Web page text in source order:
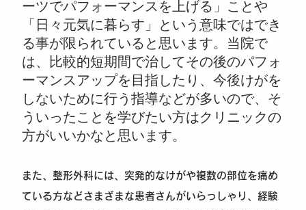
ーツでパフォーマンスを上げる」ことや
「日々元気に暮らす」という意味ではでき
る事が限られていると思います。当院で
は、比較的短期間で治してその後のパフォ
ーマンスアップを目指したり、今後けがを
しないために行う指導などが多いので、そ
ういったことを学びたい方はクリニックの
方がいいかなと思います。
また、整形外科には、突発的なけがや複数の部位を痛め
ている方などさまざまな患者さんがいらっしゃり、経験